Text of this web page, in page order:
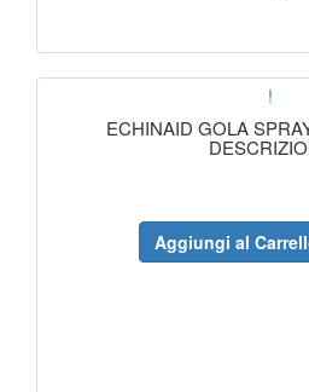
!
ECHINAID GOLA
Aggiungi al